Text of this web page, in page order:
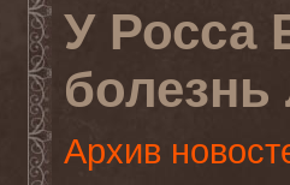
У Росса
болезнь
Архив